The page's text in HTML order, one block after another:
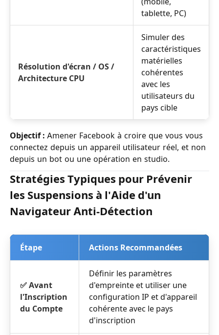
tablette, PC)
Résolution d'écran / OS /
Architecture CPU
Simuler des
caractéristiques
matérielles
cohérentes
avec les
utilisateurs du
pays cible
Objectif : Amener Facebook à croire que vous vous
connectez depuis un appareil utilisateur réel, et non
depuis un bot ou une opération en studio.
Stratégies Typiques pour Prévenir
les Suspensions à l'Aide d'un
Navigateur Anti-Détection
Étape Actions Recommandées
✅ Avant
l'Inscription
du Compte
Définir les paramètres
d'empreinte et utiliser une
configuration IP et d'appareil
cohérente avec le pays
d'inscription